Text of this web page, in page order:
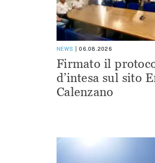
NEWS 06.08.2026
Firmato il
d’intesa sul sito
Calenzano